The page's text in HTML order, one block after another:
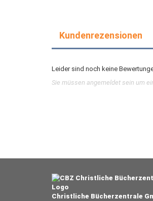
Kundenrezensionen
Leider sind noch keine
Sie müssen angemeldet sein um
Christliche Bücherzentrale